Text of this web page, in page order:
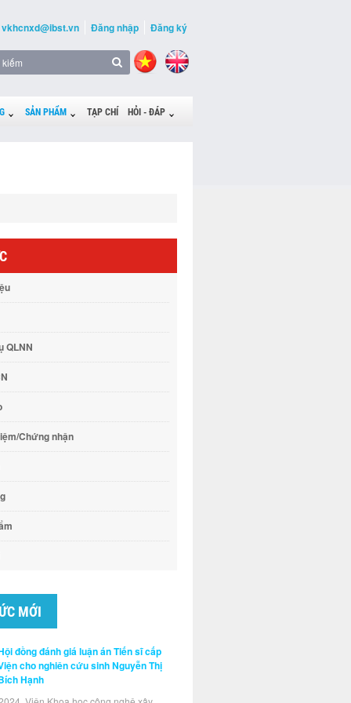
vkhcnxd@ibst.vn Đăng nhập Đăng ký
SẢN PHẨM TẠP CHÍ HỎI - ĐÁP
QLNN
Chứng nhận
MỚI
đồng đánh giá luận án Tiến sĩ cấp
cho nghiên cứu sinh Nguyễn Thị
Hạnh